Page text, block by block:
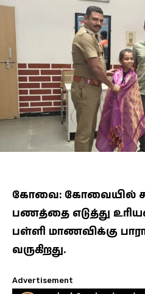
கோவை: கோவையில்
பணத்தை எடுத்து
பள்ளி மாணவிக்கு
வருகிறது.
Advertisement